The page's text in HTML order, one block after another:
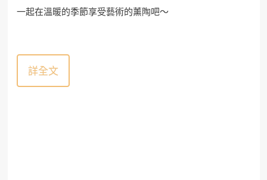
一起在溫暖的季節享受藝術的薰陶吧～
詳全文